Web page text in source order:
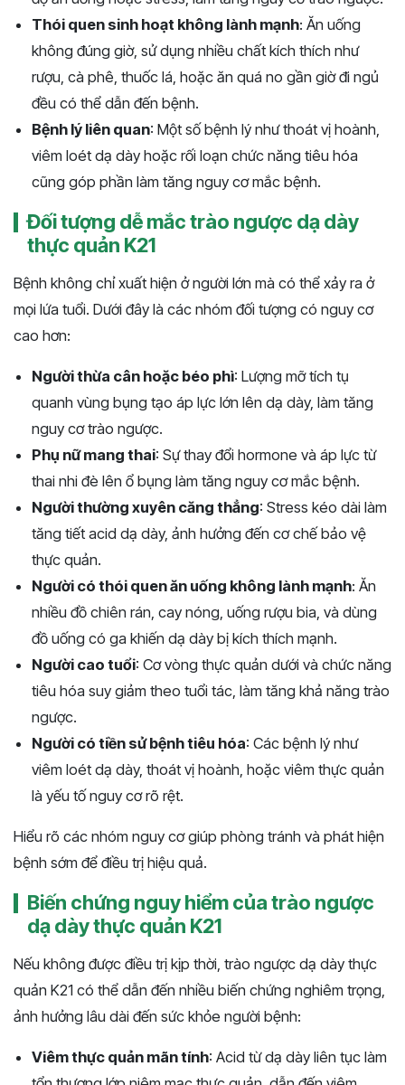
Thói quen sinh hoạt không lành mạnh: Ăn uống
không đúng giờ, sử dụng nhiều chất kích thích như
rượu, cà phê, thuốc lá, hoặc ăn quá no gần giờ đi ngủ
đều có thể dẫn đến bệnh.
Bệnh lý liên quan: Một số bệnh lý như thoát vị hoành,
viêm loét dạ dày hoặc rối loạn chức năng tiêu hóa
cũng góp phần làm tăng nguy cơ mắc bệnh.
Đối tượng dễ mắc trào ngược dạ dày
thực quản K21
Bệnh không chỉ xuất hiện ở người lớn mà có thể xảy ra ở
mọi lứa tuổi. Dưới đây là các nhóm đối tượng có nguy cơ
cao hơn:
Người thừa cân hoặc béo phì: Lượng mỡ tích tụ
quanh vùng bụng tạo áp lực lớn lên dạ dày, làm tăng
nguy cơ trào ngược.
Phụ nữ mang thai: Sự thay đổi hormone và áp lực từ
thai nhi đè lên ổ bụng làm tăng nguy cơ mắc bệnh.
Người thường xuyên căng thẳng: Stress kéo dài làm
tăng tiết acid dạ dày, ảnh hưởng đến cơ chế bảo vệ
thực quản.
Người có thói quen ăn uống không lành mạnh: Ăn
nhiều đồ chiên rán, cay nóng, uống rượu bia, và dùng
đồ uống có ga khiến dạ dày bị kích thích mạnh.
Người cao tuổi: Cơ vòng thực quản dưới và chức năng
tiêu hóa suy giảm theo tuổi tác, làm tăng khả năng trào
ngược.
Người có tiền sử bệnh tiêu hóa: Các bệnh lý như
viêm loét dạ dày, thoát vị hoành, hoặc viêm thực quản
là yếu tố nguy cơ rõ rệt.
Hiểu rõ các nhóm nguy cơ giúp phòng tránh và phát hiện
bệnh sớm để điều trị hiệu quả.
Biến chứng nguy hiểm của trào ngược
dạ dày thực quản K21
Nếu không được điều trị kịp thời, trào ngược dạ dày thực
quản K21 có thể dẫn đến nhiều biến chứng nghiêm trọng,
ảnh hưởng lâu dài đến sức khỏe người bệnh:
Viêm thực quản mãn tính: Acid từ dạ dày liên tục làm